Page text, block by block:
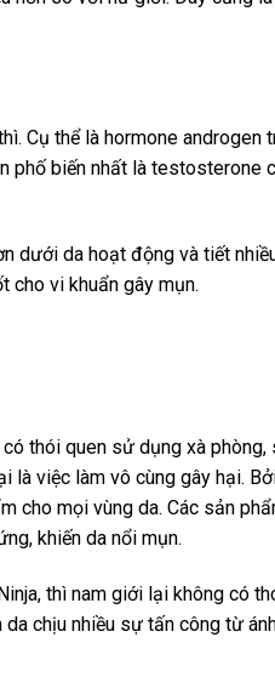
Cụ thể là hormone androgen
phố biến nhất là testosterone
dưới da hoạt động và tiết
cho vi khuẩn gây mụn.
thói quen sử dụng xà
là việc làm vô cùng gây hại.
cho mọi vùng da. Các sản
khiến da nổi mụn.
thì nam giới lại không có
chịu nhiều sự tấn công từ